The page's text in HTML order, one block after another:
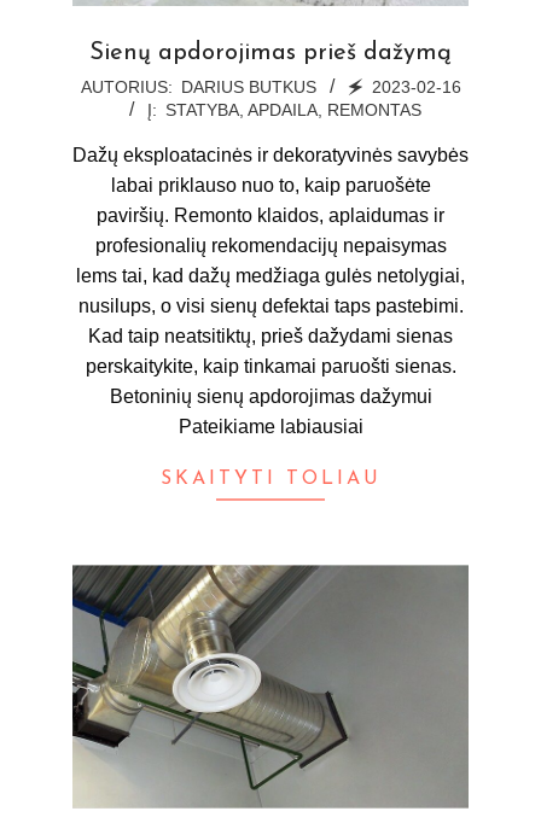
Sienų apdorojimas prieš dažymą
2023-
16
AUTORIUS: DARIUS BUTKUS 🗲 2023-02-16
Į: STATYBA, APDAILA, REMONTAS
Dažų eksploatacinės ir dekoratyvinės savybės
labai priklauso nuo to, kaip paruošėte
paviršių. Remonto klaidos, aplaidumas ir
profesionalių rekomendacijų nepaisymas
lems tai, kad dažų medžiaga gulės netolygiai,
nusilups, o visi sienų defektai taps pastebimi.
Kad taip neatsitiktų, prieš dažydami sienas
perskaitykite, kaip tinkamai paruošti sienas.
Betoninių sienų apdorojimas dažymui
Pateikiame labiausiai
SKAITYTI TOLIAU